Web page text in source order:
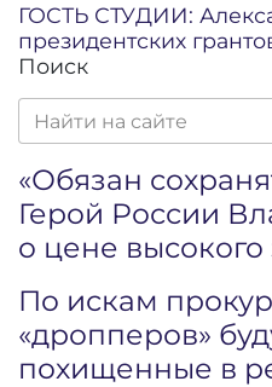
ГОСТЬ СТУДИИ:
президентских
Поиск
«Обязан
Герой России
о цене высокого
По искам
«дропперов»
похищенные в